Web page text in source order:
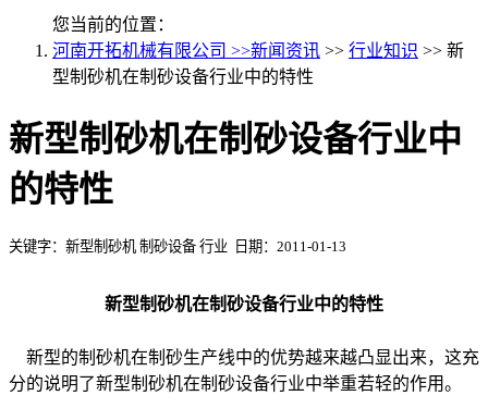
您当前的位置：
河南开拓机械有限公司 >>新闻资讯 >> 行业知识 >> 新
型制砂机在制砂设备行业中的特性
新型制砂机在制砂设备行业中
的特性
关键字：新型制砂机 制砂设备 行业 日期：2011-01-13
新型制砂机在制砂设备行业中的特性
新型的制砂机在制砂生产线中的优势越来越凸显出来，这充
分的说明了新型制砂机在制砂设备行业中举重若轻的作用。